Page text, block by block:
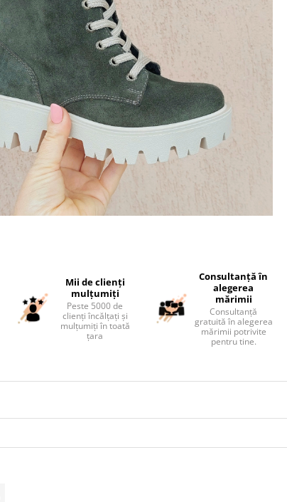
Mii de clienți
mulțumiți
Peste 5000 de
clienți încălțați și
mulțumiți în toată
țara
Consultanță în
alegerea
mărimii
Consultanță
gratuită în alegerea
mărimii potrivite
pentru tine.